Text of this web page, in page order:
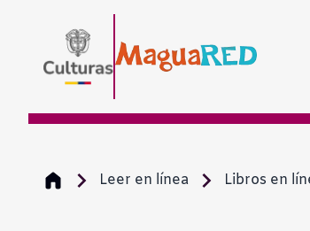
Leer en línea Libros en